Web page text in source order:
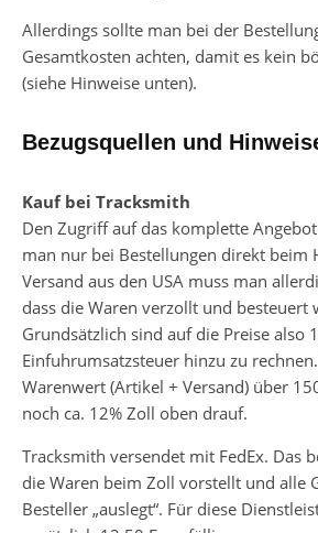
Allerdings sollte man bei der
Gesamtkosten achten, damit es kein
(siehe Hinweise unten).
Bezugsquellen und
Kauf bei Tracksmith
Den Zugriff auf das komplette
man nur bei Bestellungen direkt beim
Versand aus den USA muss man
dass die Waren verzollt und besteuert
Grundsätzlich sind auf die Preise also
Einfuhrumsatzsteuer hinzu zu
Warenwert (Artikel + Versand) über
noch ca. 12% Zoll oben drauf.
Tracksmith versendet mit FedEx. Das
die Waren beim Zoll vorstellt und alle
Besteller „auslegt“. Für diese